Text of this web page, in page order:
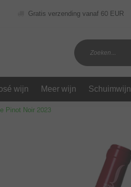
Gratis verzending vanaf 60 EUR
wijn Meer wijn Schuimwijn
Pinot Noir 2023